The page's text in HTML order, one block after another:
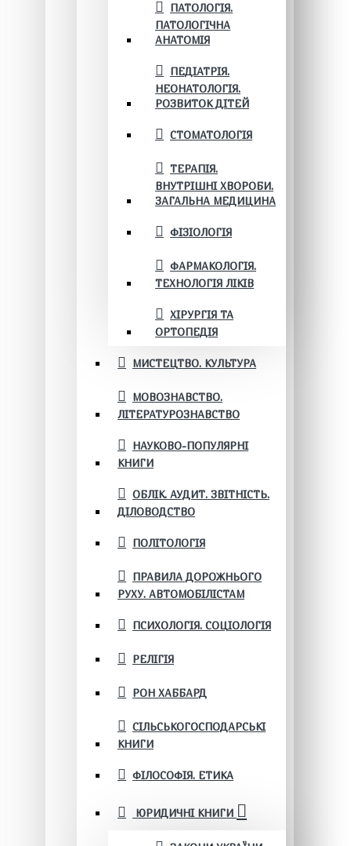
ПАТОЛОГІЯ.
ПАТОЛОГІЧНА
АНАТОМІЯ
ПЕДІАТРІЯ.
НЕОНАТОЛОГІЯ.
РОЗВИТОК ДІТЕЙ
СТОМАТОЛОГІЯ
ТЕРАПІЯ.
ВНУТРІШНІ ХВОРОБИ.
ЗАГАЛЬНА МЕДИЦИНА
ФІЗІОЛОГІЯ
ФАРМАКОЛОГІЯ.
ТЕХНОЛОГІЯ ЛІКІВ
ХІРУРГІЯ ТА
ОРТОПЕДІЯ
МИСТЕЦТВО. КУЛЬТУРА
МОВОЗНАВСТВО.
ЛІТЕРАТУРОЗНАВСТВО
НАУКОВО-ПОПУЛЯРНІ
КНИГИ
ОБЛІК. АУДИТ. ЗВІТНІСТЬ.
ДІЛОВОДСТВО
ПОЛІТОЛОГІЯ
ПРАВИЛА ДОРОЖНЬОГО
РУХУ. АВТОМОБІЛІСТАМ
ПСИХОЛОГІЯ. СОЦІОЛОГІЯ
РЕЛІГІЯ
РОН ХАББАРД
СІЛЬСЬКОГОСПОДАРСЬКІ
КНИГИ
ФІЛОСОФІЯ. ЕТИКА
ЮРИДИЧНІ КНИГИ